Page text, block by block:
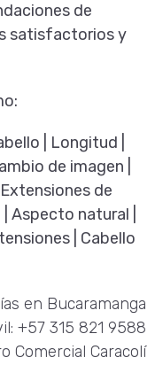
de
satisfactorios y
| Longitud |
de imagen |
de
Aspecto natural |
| Cabello
en Bucaramanga
+57 315 821 9588
Comercial Caracolí